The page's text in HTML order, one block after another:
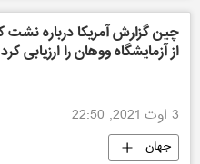
از آزمایشگاه ووهان را ارزیابی کرد
3 اوت 2021, 22:50
جهان